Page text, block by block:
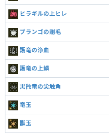
ピラギルの上ヒレ
ブランゴの剛毛
護竜の浄血
護竜の上鱗
黒蝕竜の尖触角
竜玉
獣玉